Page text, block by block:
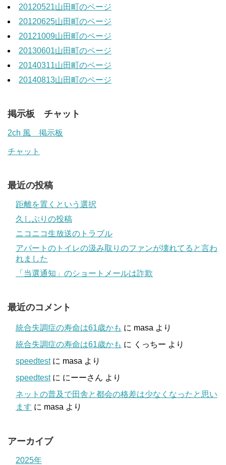
20120521山田町のページ
20120625山田町のページ
20121009山田町のページ
20130601山田町のページ
20140311山田町のページ
20140813山田町のページ
掲示板 チャット
2ch 風 掲示板
チャット
最近の投稿
距離を置くという選択
久しぶりの投稿
ニコニコ生放送のトラブル
アパートのトイレの汲み取りのファンが壊れてると言わ
れました
「当選通知」のショートメールは詐欺
最近のコメント
統合失調症の寿命は61歳かも に masa より
統合失調症の寿命は61歳かも に くっちー より
speedtestに masa より
speedtestに にーーさん より
ネットの普及で田舎と都会の格差は少なくなったと思い
ます に masa より
アーカイブ
2025年